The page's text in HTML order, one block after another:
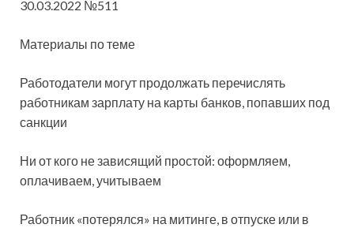
30.03.2022 №511
Материалы по теме
Работодатели могут продолжать перечислять
работникам зарплату на карты банков, попавших под
санкции
Ни от кого не зависящий простой: оформляем,
оплачиваем, учитываем
Работник «потерялся» на митинге, в отпуске или в